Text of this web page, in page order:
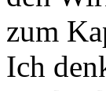
zum
Ich